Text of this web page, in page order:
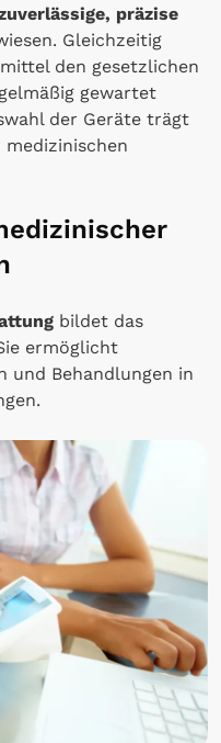
präzise
Gleichzeitig
den gesetzlichen
gewartet
der Geräte trägt
bildet das
ermöglicht
und Behandlungen in